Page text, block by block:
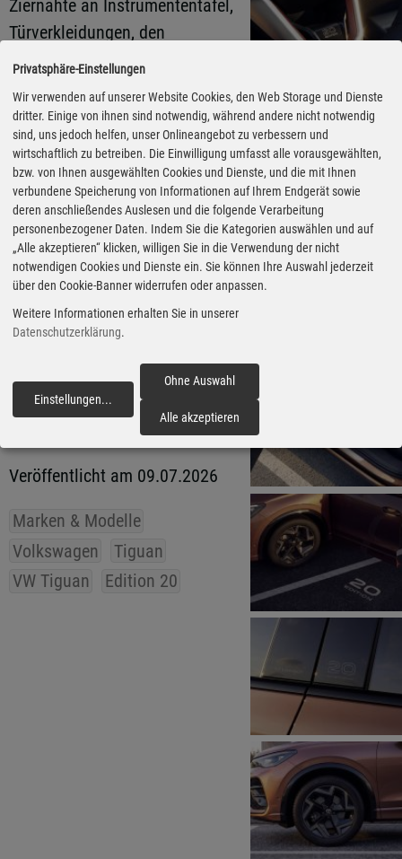
Ziernähte an Instrumententafel,
Türverkleidungen, den
modifizierten Sitzbezügen und
den Einlegmatten aufgewertet.
Es gibt beleuchtete
Einstiegsleisten mit
Editionsschriftzug und ein
Lenkrad mit Rahmen und
Einschubblende in Sonderfarbe
sowie „EDITION 20“-Schriftzug
am Lenkrad.
Erhältlich ist die auf dem
Sonderausführung zu Preisen
ab 48.180 Euro. (aum)
Veröffentlicht am 09.07.2026
Marken & Modelle
Volkswagen
Tiguan
VW Tiguan
Edition 20
Privatsphäre-Einstellungen
Wir verwenden auf unserer Website Cookies, den Web Storage und Dienste
dritter. Einige von ihnen sind notwendig, während andere nicht notwendig
sind, uns jedoch helfen, unser Onlineangebot zu verbessern und
wirtschaftlich zu betreiben. Die Einwilligung umfasst alle vorausgewählten,
bzw. von Ihnen ausgewählten Cookies und Dienste, und die mit Ihnen
verbundene Speicherung von Informationen auf Ihrem Endgerät sowie
deren anschließendes Auslesen und die folgende Verarbeitung
personenbezogener Daten. Indem Sie die Kategorien auswählen und auf
„Alle akzeptieren“ klicken, willigen Sie in die Verwendung der nicht
notwendigen Cookies und Dienste ein. Sie können Ihre Auswahl jederzeit
über den Cookie-Banner widerrufen oder anpassen.
Weitere Informationen erhalten Sie in unserer
Datenschutzerklärung.
Einstellungen...
Ohne Auswahl
Alle akzeptieren